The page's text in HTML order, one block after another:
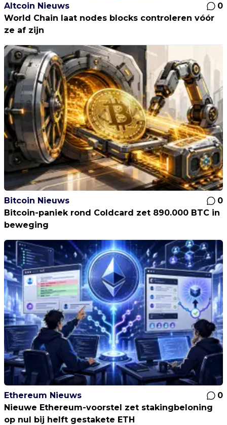
Altcoin Nieuws
0
World Chain laat nodes blocks controleren vóór
ze af zijn
Bitcoin Nieuws
0
Bitcoin-paniek rond Coldcard zet 890.000 BTC in
beweging
Ethereum Nieuws
0
Nieuwe Ethereum-voorstel zet stakingbeloning
op nul bij helft gestakete ETH